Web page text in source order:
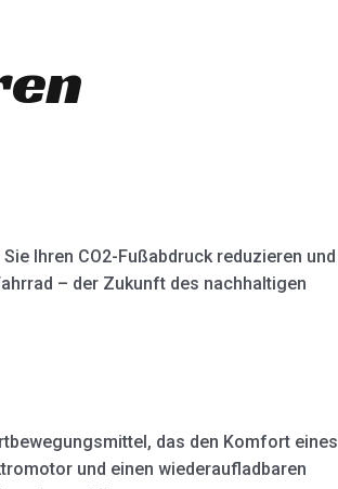
Ihren CO2-Fußabdruck reduzieren und
– der Zukunft des nachhaltigen
das den Komfort eines
und einen wiederaufladbaren